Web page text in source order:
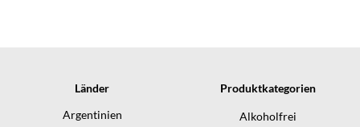
Länder
Argentinien
Produktkategorien
Alkoholfrei